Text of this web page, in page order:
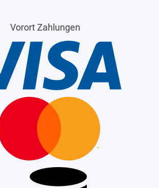
Vorort Zahlungen